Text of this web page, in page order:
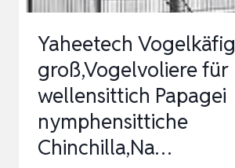
Yaheetech Vogelkäfig
groß,Vogelvoliere für
wellensittich Papagei
nymphensittiche
Chinchilla,Na…